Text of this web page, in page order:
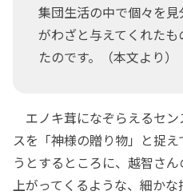
集団生活の中で個々を見
がわざと与えてくれた
たのです。（本文より）
エノキ茸になぞらえるセ
スを「神様の贈り物」と捉
うとするところに、越智さ
上がってくるような、細か